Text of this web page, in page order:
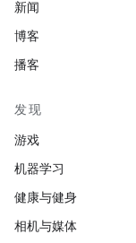
新闻
博客
播客
发现
游戏
机器学习
健康与健身
相机与媒体